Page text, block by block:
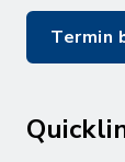
Termin